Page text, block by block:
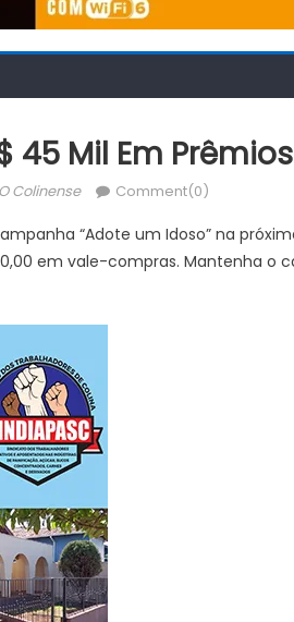
45 Mil Em Prêmios
Author
O Colinense Comment(0)
“Adote um Idoso” na
em vale-compras. Mantenha o